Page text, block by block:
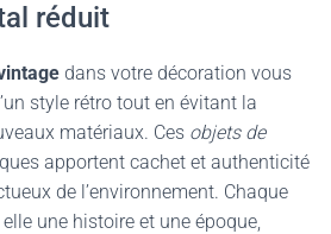
réduit
dans votre décoration vous
style rétro tout en évitant la
matériaux. Ces objets de
apportent cachet et authenticité
de l’environnement. Chaque
une histoire et une époque,